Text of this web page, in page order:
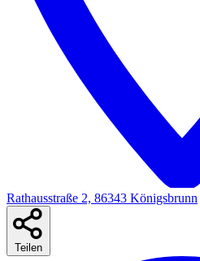
Rathausstraße 2, 86343 Königsbrunn
Teilen